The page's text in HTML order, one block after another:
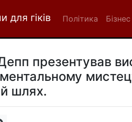
для гіків Політика Бізнес
презентував
шлях.